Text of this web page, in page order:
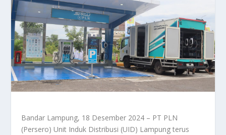
Bandar Lampung, 18 Desember 2024 – PT PLN
(Persero) Unit Induk Distribusi (UID) Lampung terus